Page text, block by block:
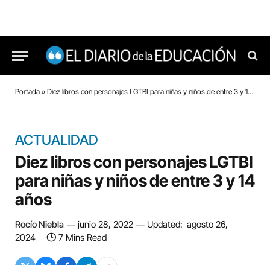
Portada » Diez libros con personajes LGTBI para niñas y niños de entre 3 y 14 años
ACTUALIDAD
Diez libros con personajes LGTBI
para niñas y niños de entre 3 y 14
años
Rocío Niebla junio 28, 2022 Updated: agosto 26,
2024
7 Mins Read